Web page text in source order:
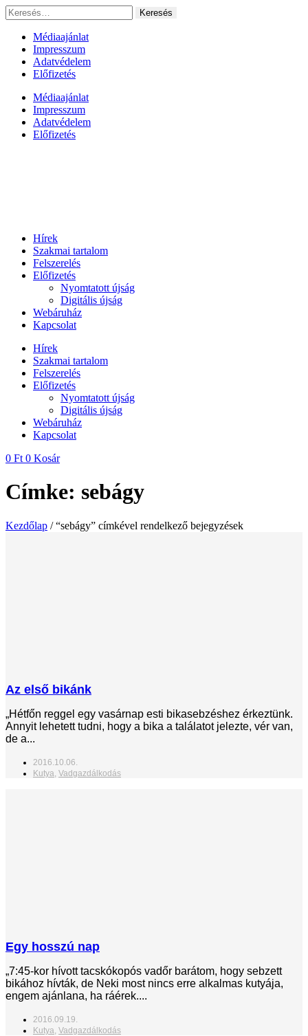
Ugrás
a
tartalomhoz
Keresés:
Médiaajánlat
Impresszum
Adatvédelem
Előfizetés
Médiaajánlat
Impresszum
Adatvédelem
Előfizetés
Hírek
Szakmai tartalom
Felszerelés
Előfizetés
Nyomtatott újság
Digitális újság
Webáruház
Kapcsolat
Hírek
Szakmai tartalom
Felszerelés
Előfizetés
Nyomtatott újság
Digitális újság
Webáruház
Kapcsolat
0 Ft 0 Kosár
Címke: sebágy
Kezdőlap / “sebágy” címkével rendelkező bejegyzések
Az első bikánk
„Hétfőn reggel egy vasárnap esti bikasebzéshez érkeztünk.
Annyit lehetett tudni, hogy a bika a találatot jelezte, vér van,
de a...
2016.10.06.
Kutya, Vadgazdálkodás
Egy hosszú nap
„7:45-kor hívott tacskókopós vadőr barátom, hogy sebzett
bikához hívták, de Neki most nincs erre alkalmas kutyája,
engem ajánlana, ha ráérek....
2016.09.19.
Kutya Vadgazdálkodás